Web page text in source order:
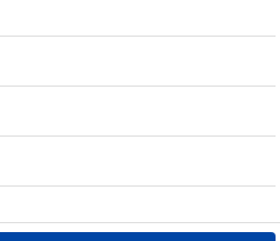
être sorti renforcé de la
?
réalité, il y a eu beaucoup de
de constater que la plupart ont
qu’eux - qui ont eu pour
franchi le pas.